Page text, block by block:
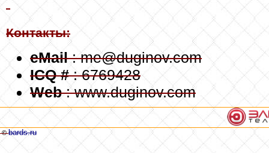
Контакты:
eMail: me@duginov.com
ICQ #: 6769428
Web: www.duginov.com
©bards.ru